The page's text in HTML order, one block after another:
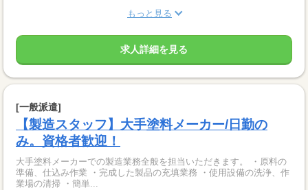
もっと見る
求人詳細を見る
[一般派遣]
【製造スタッフ】大手塗料メーカー/日勤の
み。資格者歓迎！
大手塗料メーカーでの製造業務全般を担当いただきます。 ・原料の
準備、仕込み作業 ・完成した製品の充填業務 ・使用設備の洗浄、作
業場の清掃 ・簡単...